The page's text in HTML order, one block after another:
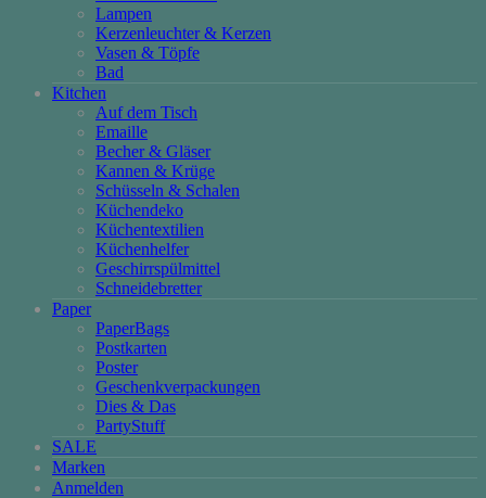
Lampen
Kerzenleuchter & Kerzen
Vasen & Töpfe
Bad
Kitchen
Auf dem Tisch
Emaille
Becher & Gläser
Kannen & Krüge
Schüsseln & Schalen
Küchendeko
Küchentextilien
Küchenhelfer
Geschirrspülmittel
Schneidebretter
Paper
PaperBags
Postkarten
Poster
Geschenkverpackungen
Dies & Das
PartyStuff
SALE
Marken
Anmelden